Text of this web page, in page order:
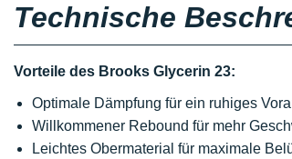
Technische
Vorteile des Brooks Glycerin 23:
Optimale Dämpfung für ein ruhiges
Willkommener Rebound für mehr
Leichtes Obermaterial für maximale